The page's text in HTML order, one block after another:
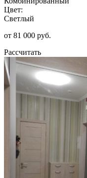
Цвет:
Светлый
от 81 000 руб.
Рассчитать